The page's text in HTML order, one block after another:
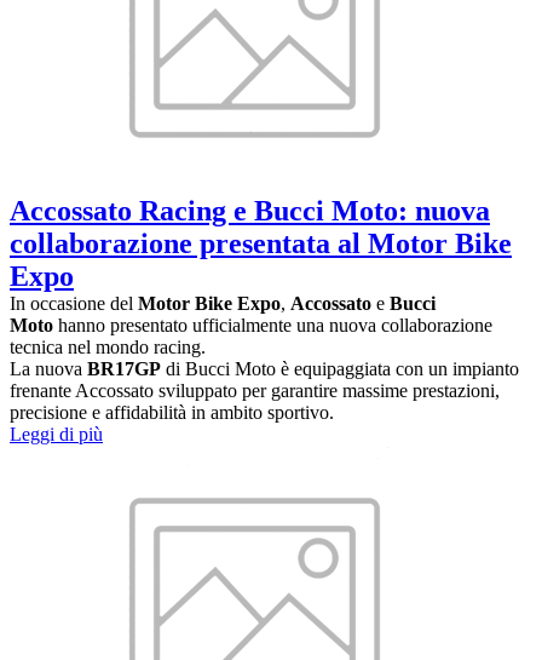
Accossato Racing e Bucci Moto: nuova
collaborazione presentata al Motor Bike
Expo
In occasione del Motor Bike Expo, Accossato e Bucci
Moto hanno presentato ufficialmente una nuova collaborazione
tecnica nel mondo racing.
La nuova BR17GP di Bucci Moto è equipaggiata con un impianto
frenante Accossato sviluppato per garantire massime prestazioni,
precisione e affidabilità in ambito sportivo.
Leggi di più